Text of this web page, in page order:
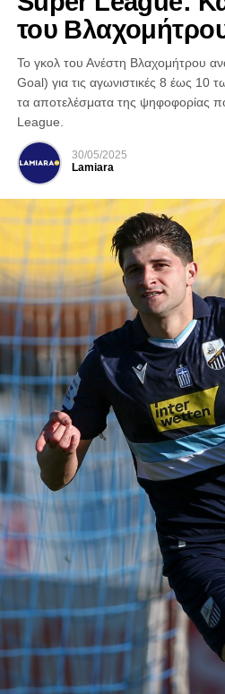
του
Το γκολ του Ανέστη Βλαχομήτρου
Goal) για τις αγωνιστικές 8 έως 10
τα αποτελέσματα της ψηφοφορίας
League.
30/05/2025
Lamiara